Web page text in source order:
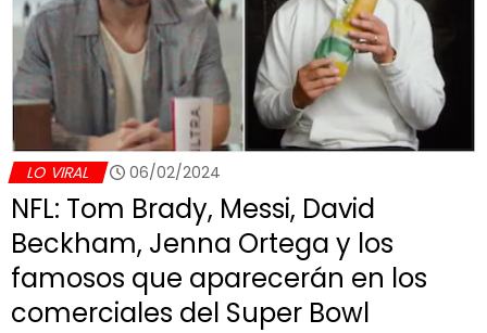
LO VIRAL 06/02/2024
NFL: Tom Brady, Messi, David
Beckham, Jenna Ortega y los
famosos que aparecerán en los
comerciales del Super Bowl